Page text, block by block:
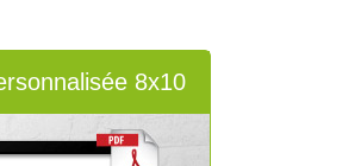
8x10